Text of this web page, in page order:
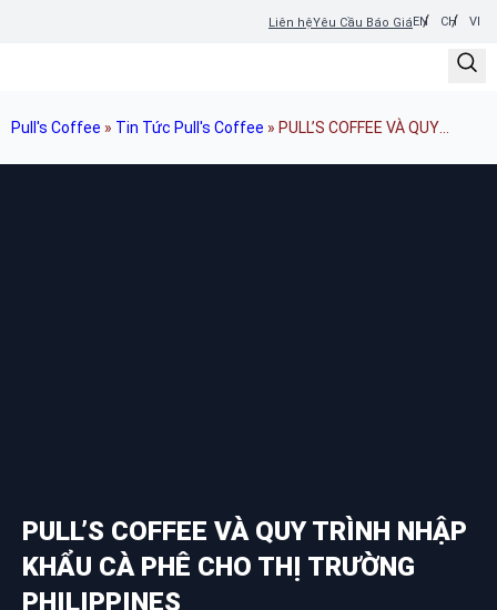
Liên hệYêu Cầu Báo GiáEN CH VI
Pull's Coffee » Tin Tức Pull's Coffee » PULL’S COFFEE VÀ QUY
PULL’S COFFEE VÀ QUY TRÌNH NHẬP
KHẨU CÀ PHÊ CHO THỊ TRƯỜNG
PHILIPPINES